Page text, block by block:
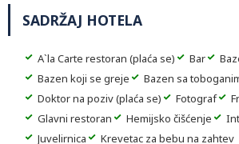
SADRŽAJ HOTELA
A`la Carte restoran (plaća se) Bar
Bazen koji se greje
Bazen sa
Doktor na poziv (plaća se)
Fotograf
Glavni restoran
Hemijsko čišćenje
Juvelirnica
Krevetac za bebu na zahtev